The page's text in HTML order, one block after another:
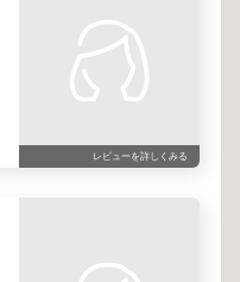
レビューを詳しくみる